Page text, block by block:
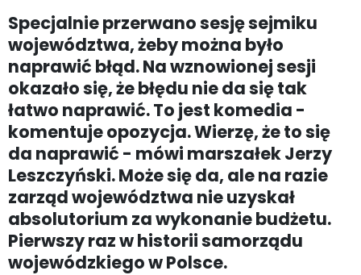
Specjalnie przerwano sesję sejmiku
województwa, żeby można było
naprawić błąd. Na wznowionej sesji
okazało się, że błędu nie da się tak
łatwo naprawić. To jest komedia -
komentuje opozycja. Wierzę, że to się
da naprawić - mówi marszałek Jerzy
Leszczyński. Może się da, ale na razie
zarząd województwa nie uzyskał
absolutorium za wykonanie budżetu.
Pierwszy raz w historii samorządu
wojewódzkiego w Polsce.